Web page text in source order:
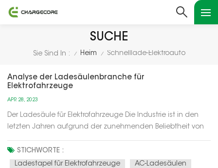
SUCHE
Sie Sind In : / Heim / Schnelllade-Elektroauto
Analyse der Ladesäulenbranche für
Elektrofahrzeuge
APR 28, 2023
Der Ladesäule für Elektrofahrzeuge Die Industrie ist in den
letzten Jahren aufgrund der zunehmenden Beliebtheit von
zuverlässigen und zugänglichen Ladeinfrastruktur rasant
gewachsen. Hier sind einige Schlüsselfaktoren und Trends in
STICHWORTE :
Ladestapel für Elektrofahrzeuge
AC-Ladesäulen